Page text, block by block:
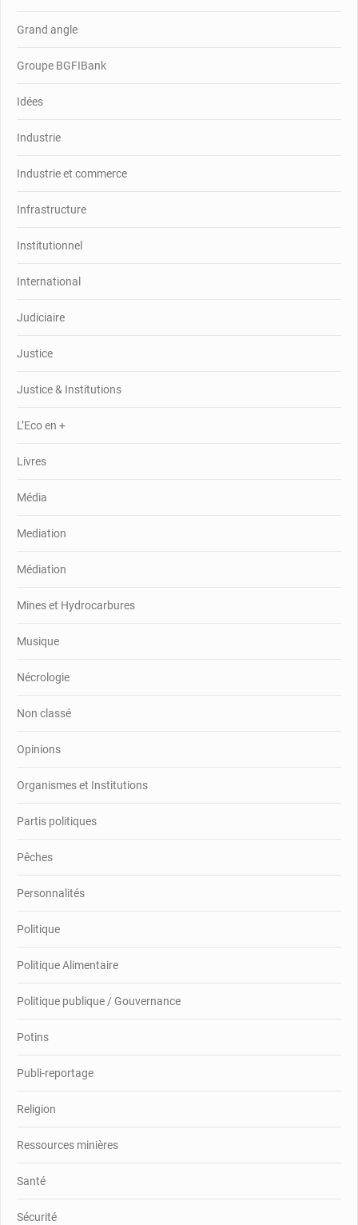
Grand angle
Groupe BGFIBank
Idées
Industrie
Industrie et commerce
Infrastructure
Institutionnel
International
Judiciaire
Justice
Justice & Institutions
L’Eco en +
Livres
Média
Mediation
Médiation
Mines et Hydrocarbures
Musique
Nécrologie
Non classé
Opinions
Organismes et Institutions
Partis politiques
Pêches
Personnalités
Politique
Politique Alimentaire
Politique publique / Gouvernance
Potins
Publi-reportage
Religion
Ressources minières
Santé
Sécurité